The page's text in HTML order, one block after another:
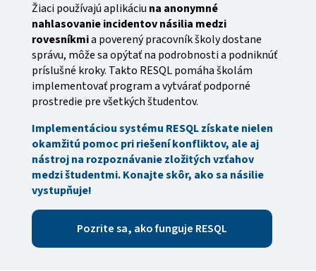
Žiaci používajú aplikáciu na anonymné
nahlasovanie incidentov násilia medzi
rovesníkmia poverený pracovník školy dostane
správu, môže sa opýtať na podrobnosti a podniknúť
príslušné kroky. Takto RESQL pomáha školám
implementovať program a vytvárať podporné
prostredie pre všetkých študentov.
Implementáciou systému RESQL získate nielen
okamžitú pomoc pri riešení konfliktov, ale aj
nástroj na rozpoznávanie zložitých vzťahov
medzi študentmi. Konajte skôr, ako sa násilie
vystupňuje!
Pozrite sa, ako funguje RESQL